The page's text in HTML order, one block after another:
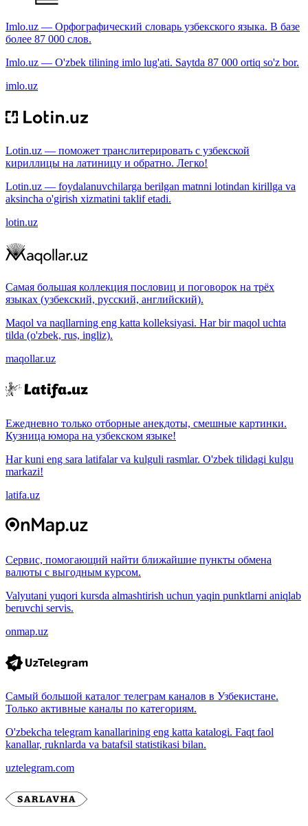
Imlo.uz — Орфографический словарь узбекского языка. В базе
более 87 000 слов.
Imlo.uz — O'zbek tilining imlo lug'ati. Saytda 87 000 ortiq so'z bor.
imlo.uz
Lotin.uz — поможет транслитерировать с узбекской
кириллицы на латиницу и обратно. Легко!
Lotin.uz — foydalanuvchilarga berilgan matnni lotindan kirillga va
aksincha o'girish xizmatini taklif etadi.
lotin.uz
Самая большая коллекция пословиц и поговорок на трёх
языках (узбекский, русский, английский).
Maqol va naqllarning eng katta kolleksiyasi. Har bir maqol uchta
tilda (o'zbek, rus, ingliz).
maqollar.uz
Ежедневно только отборные анекдоты, смешные картинки.
Кузница юмора на узбекском языке!
Har kuni eng sara latifalar va kulguli rasmlar. O'zbek tilidagi kulgu
markazi!
latifa.uz
Сервис, помогающий найти ближайшие пункты обмена
валюты с выгодным курсом.
Valyutani yuqori kursda almashtirish uchun yaqin punktlarni aniqlab
beruvchi servis.
onmap.uz
Самый большой каталог телеграм каналов в Узбекистане.
Только активные каналы по категориям.
O'zbekcha telegram kanallarining eng katta katalogi. Faqt faol
kanallar, ruknlarda va batafsil statistikasi bilan.
uztelegram.com